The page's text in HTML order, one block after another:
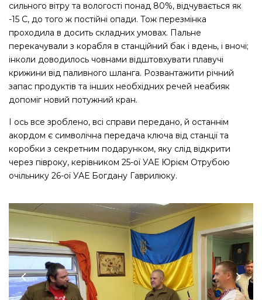
сильного вітру та вологості понад 80%, відчувається як
-15 С, до того ж постійні опади. Тож перезмінка
проходила в досить складних умовах. Пальне
перекачували з корабля в станційний бак і вдень, і вночі;
інколи доводилось човнами відштовхувати плавучі
крижини від паливного шланга. Розвантажити річний
запас продуктів та інших необхідних речей неабияк
допоміг новий потужний кран.
І ось все зроблено, всі справи передано, й останнім
акордом є символічна передача ключа від станції та
коробки з секретним подарунком, яку слід відкрити
через півроку, керівником 25-ої УАЕ Юрієм Отрубою
очільнику 26-ої УАЕ Богдану Гаврилюку.